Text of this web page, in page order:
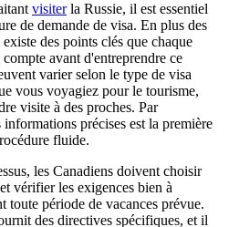
visiterla Russie, il est essentiel
de demande de visa. En plus des
des points clés que chaque
avant d'entreprendre ce
varier selon le type de visa
vous voyagiez pour le tourisme,
visite à des proches. Par
précises est la première
fluide.
les Canadiens doivent choisir
vérifier les exigences bien à
toute période de vacances prévue.
des directives spécifiques, et il